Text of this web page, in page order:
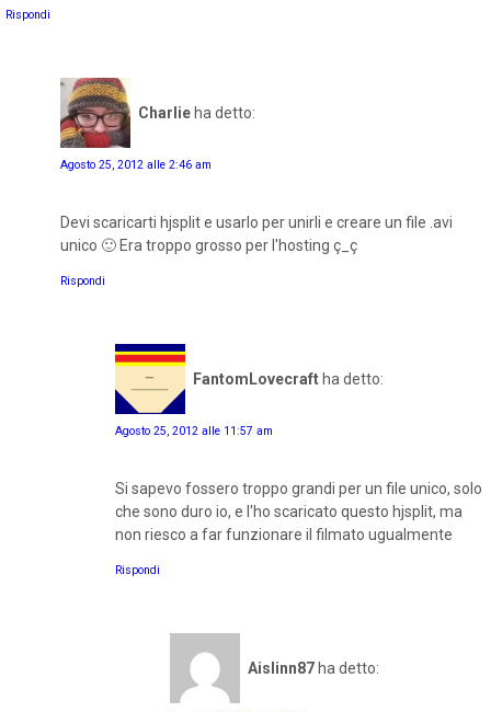
Rispondi
Charlie ha detto:
Agosto 25, 2012 alle 2:46 am
Devi scaricarti hjsplit e usarlo per unirli e creare un file .avi
unico 🙂 Era troppo grosso per l'hosting ç_ç
Rispondi
FantomLovecraft ha detto:
Agosto 25, 2012 alle 11:57 am
Si sapevo fossero troppo grandi per un file unico, solo
che sono duro io, e l'ho scaricato questo hjsplit, ma
non riesco a far funzionare il filmato ugualmente
Rispondi
Aislinn87 ha detto: